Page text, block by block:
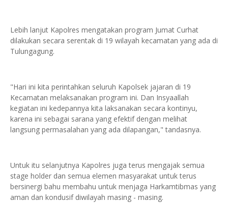
Lebih lanjut Kapolres mengatakan program Jumat Curhat
dilakukan secara serentak di 19 wilayah kecamatan yang ada di
Tulungagung.
"Hari ini kita perintahkan seluruh Kapolsek jajaran di 19
Kecamatan melaksanakan program ini. Dan Insyaallah
kegiatan ini kedepannya kita laksanakan secara kontinyu,
karena ini sebagai sarana yang efektif dengan melihat
langsung permasalahan yang ada dilapangan," tandasnya.
Untuk itu selanjutnya Kapolres juga terus mengajak semua
stage holder dan semua elemen masyarakat untuk terus
bersinergi bahu membahu untuk menjaga Harkamtibmas yang
aman dan kondusif diwilayah masing - masing.